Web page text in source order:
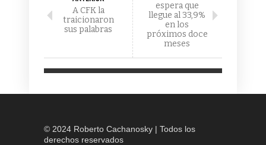
A CFK la
traicionaron
sus palabras
espera que
llegue al 33,9%
en los
próximos doce
meses
© 2024 Roberto Cachanosky | Todos los
derechos reservados